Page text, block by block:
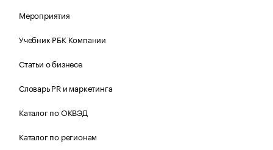
Мероприятия
Учебник РБК Компании
Статьи о бизнесе
Словарь PR и маркетинга
Каталог по ОКВЭД
Каталог по регионам